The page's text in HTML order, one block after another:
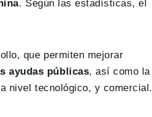
. Según las estadísticas, el
que permiten mejorar
ayudas públicas, así como la
nivel tecnológico, y comercial.